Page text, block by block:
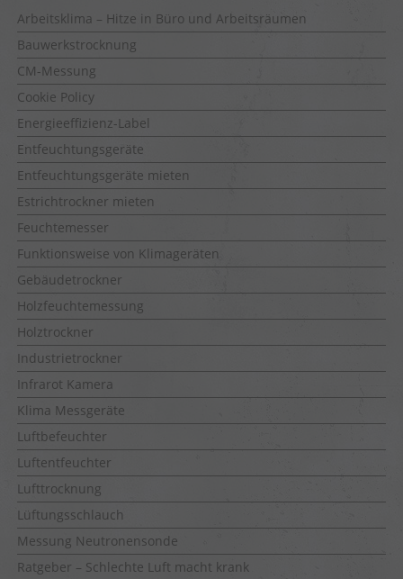
Arbeitsklima – Hitze in Büro und Arbeitsräumen
Bauwerkstrocknung
CM-Messung
Cookie Policy
Energieeffizienz-Label
Entfeuchtungsgeräte
Entfeuchtungsgeräte mieten
Estrichtrockner mieten
Feuchtemesser
Funktionsweise von Klimageräten
Gebäudetrockner
Holzfeuchtemessung
Holztrockner
Industrietrockner
Infrarot Kamera
Klima Messgeräte
Luftbefeuchter
Luftentfeuchter
Lufttrocknung
Lüftungsschlauch
Messung Neutronensonde
Ratgeber – Schlechte Luft macht krank